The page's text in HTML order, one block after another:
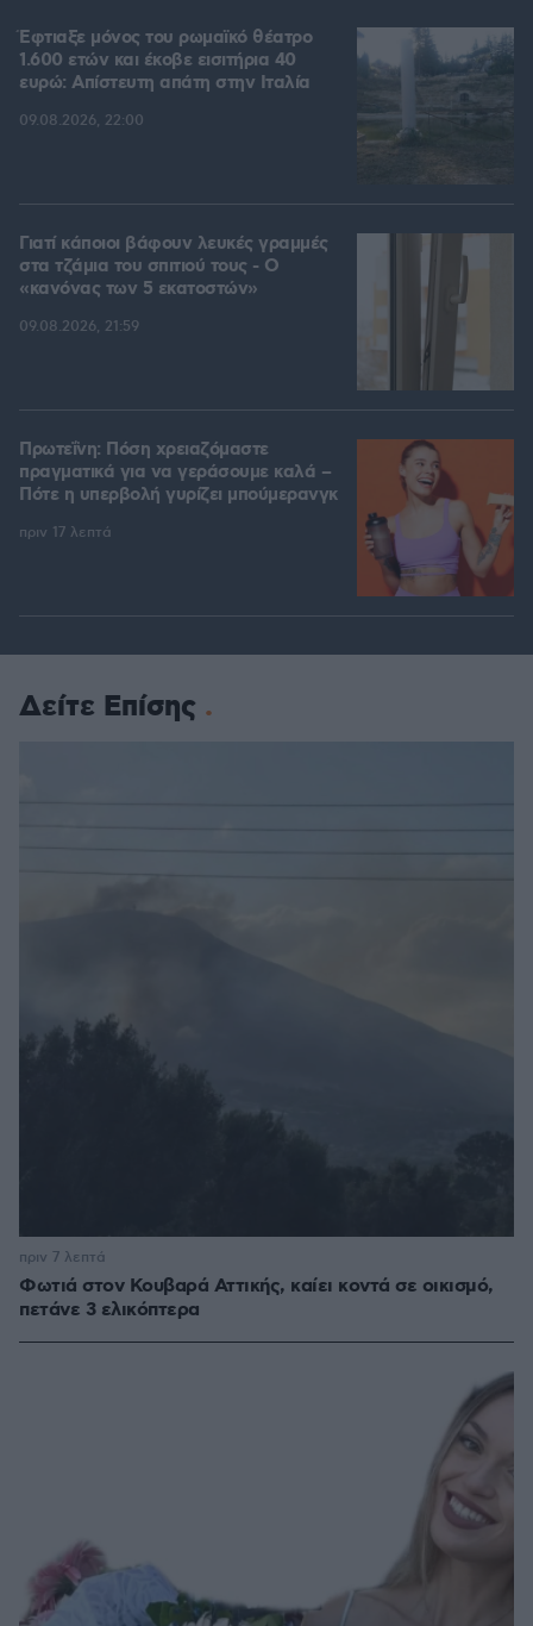
Έφτιαξε μόνος του ρωμαϊκό θέατρο
1.600 ετών και έκοβε εισιτήρια 40
ευρώ: Απίστευτη απάτη στην Ιταλία
09.08.2026, 22:00
Γιατί κάποιοι βάφουν λευκές γραμμές
στα τζάμια του σπιτιού τους - Ο
«κανόνας των 5 εκατοστών»
09.08.2026, 21:59
Πρωτεΐνη: Πόση χρειαζόμαστε
πραγματικά για να γεράσουμε καλά –
Πότε η υπερβολή γυρίζει μπούμερανγκ
πριν 17 λεπτά
Δείτε Επίσης
Φωτιά στον Κουβαρά Αττικής, καίει κοντά σε οικισμό,
πετάνε 3 ελικόπτερα
πριν 7 λεπτά